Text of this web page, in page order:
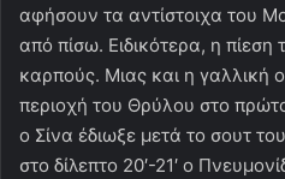
αφήσουν τα αντίστοιχα του
από πίσω. Ειδικότερα, η
καρπούς. Μιας και η γαλλική
περιοχή του Θρύλου στο
ο Σίνα έδιωξε μετά το σουτ
στο δίλεπτο 20′-21′ ο